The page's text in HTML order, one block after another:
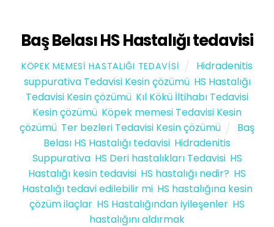
Baş Belası HS Hastalığı tedavisi
KÖPEK MEMESI HASTALIĞI TEDAVISI
Hidradenitis
suppurativa Tedavisi Kesin çözümü, HS Hastalığı
Tedavisi Kesin çözümü Kıl Kökü İltihabı Tedavisi
Kesin çözümü Köpek memesi Tedavisi Kesin
çözümü, Ter bezleri Tedavisi Kesin çözümü
Baş
Belası HS Hastalığı tedavisi Hidradenitis
Suppurativa, HS Deri hastalıkları Tedavisi, HS
Hastalığı kesin tedavisi HS hastalığı nedir? HS
Hastalığı tedavi edilebilir mi, HS hastalığına kesin
çözüm ilaçlar HS Hastalığından iyileşenler HS
hastalığını aldırmak